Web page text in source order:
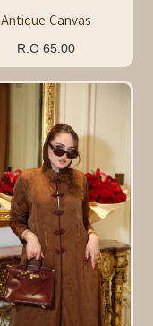
Antique Canvas
65.00 R.O